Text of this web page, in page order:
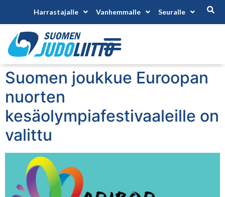
Harrastajalle Vanhemmalle Seuralle
Suomen joukkue Euroopan
nuorten
kesäolympiafestivaaleille on
valittu